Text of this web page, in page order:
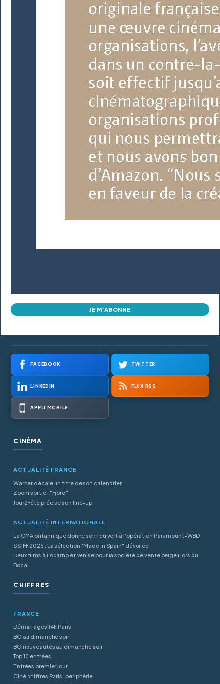
JE M'ABONNE
FACEBOOK TWITTER
LINKEDIN FLUX RSS
APPLI MOBILE
CINÉMA
ACTUALITÉ FRANCE
Warner décale un titre de son calendrier
Zoom sortie : "Fjord"
Jour2Fête précise son line-up
ACTUALITÉ INTERNATIONALE
La CMA britannique donne son feu vert à l'opération Paramount-WBD
SSIFF 2026 : La sélection "Made in Spain" dévoilée
Deux films à Locarno et Venise pour la société de vente belge Hors du
Bocal
CHIFFRES
FRANCE
Démarrages 14h Paris
BO au dimanche soir
BO nouveautés au dimanche soir
Top 10 entrées
Entrées premier jour
Ciné chiffres Paris-periphérie